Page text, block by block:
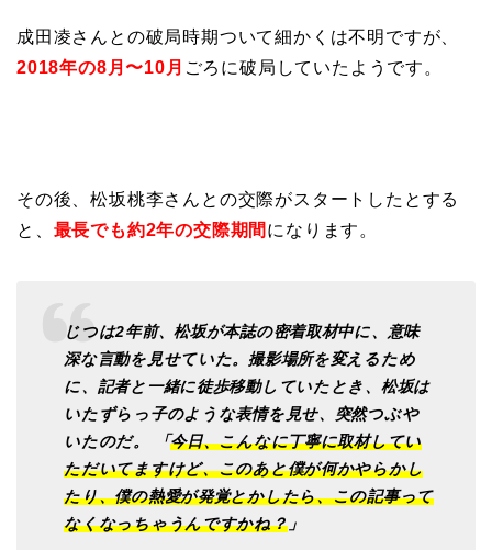
成田凌さんとの破局時期ついて細かくは不明ですが、
2018年の8月〜10月 ごろに破局していたようです。
その後、松坂桃李さんとの交際がスタートしたとする
と、 最長でも約2年の交際期間 になります。
じつは2年前、松坂が本誌の密着取材中に、意味
深な言動を見せていた。撮影場所を変えるため
に、記者と一緒に徒歩移動していたとき、松坂は
いたずらっ子のような表情を見せ、突然つぶや
いたのだ。 「今日、こんなに丁寧に取材してい
ただいてますけど、このあと僕が何かやらかし
たり、僕の熱愛が発覚とかしたら、この記事って
なくなっちゃうんですかね？」